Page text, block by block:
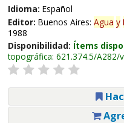
Idioma: Español
Editor: Buenos Aires: Agua y
1988
Disponibilidad: Ítems
topográfica: 621.374.5/A282/